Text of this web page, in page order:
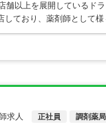
舗以上を展開しているド
しており、薬剤師として
求人
正社員 調剤薬局